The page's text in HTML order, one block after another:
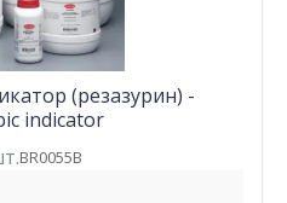
(резазурин) -
indicator
BR0055B